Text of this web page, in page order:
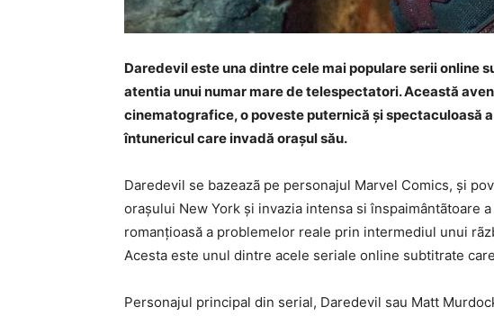
Daredevil este una dintre cele mai populare serii online
atentia unui numar mare de telespectatori. Această
cinematografice, o poveste puternică și spectaculoasă
întunericul care invadă orașul său.
Daredevil se bazeazã pe personajul Marvel Comics, și
orașului New York și invazia intensa si înspaimântãtoare
romanțioasă a problemelor reale prin intermediul unui
Acesta este unul dintre acele seriale online subtitrate
Personajul principal din serial, Daredevil sau Matt